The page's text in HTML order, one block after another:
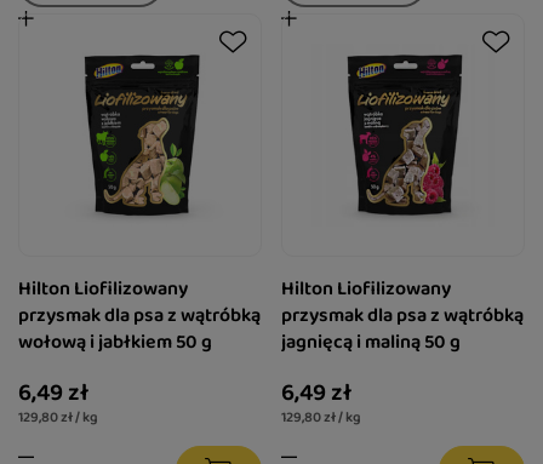
Hilton Liofilizowany
przysmak dla psa z wątróbką
wołową i jabłkiem 50 g
6,49 zł
129,80 zł / kg
Hilton Liofilizowany
przysmak dla psa z wątróbką
jagnięcą i maliną 50 g
6,49 zł
129,80 zł / kg